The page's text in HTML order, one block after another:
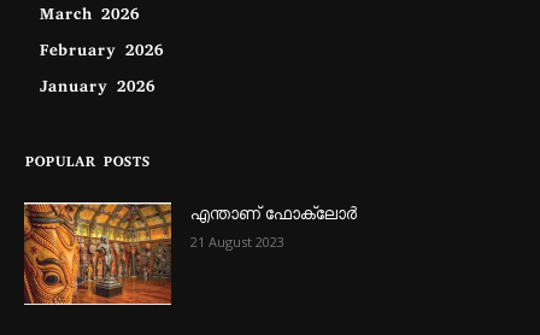
March 2026
February 2026
January 2026
POPULAR POSTS
എന്താണ്‌ ഫോക്‌ലോർ
21 August 2023